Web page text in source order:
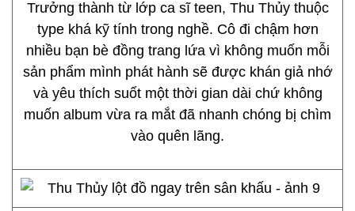
Trưởng thành từ lớp ca sĩ teen, Thu Thủy thuộc
type khá kỹ tính trong nghề. Cô đi chậm hơn
nhiều bạn bè đồng trang lứa vì không muốn mỗi
sản phẩm mình phát hành sẽ được khán giả nhớ
và yêu thích suốt một thời gian dài chứ không
muốn album vừa ra mắt đã nhanh chóng bị chìm
vào quên lãng.